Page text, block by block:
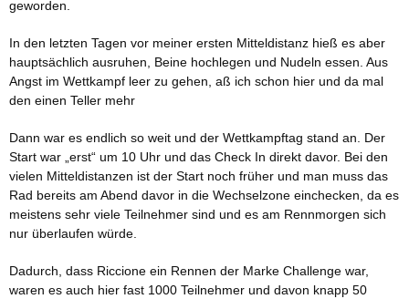
geworden.
In den letzten Tagen vor meiner ersten Mitteldistanz hieß es aber
hauptsächlich ausruhen, Beine hochlegen und Nudeln essen. Aus
Angst im Wettkampf leer zu gehen, aß ich schon hier und da mal
den einen Teller mehr
Dann war es endlich so weit und der Wettkampftag stand an. Der
Start war „erst“ um 10 Uhr und das Check In direkt davor. Bei den
vielen Mitteldistanzen ist der Start noch früher und man muss das
Rad bereits am Abend davor in die Wechselzone einchecken, da es
meistens sehr viele Teilnehmer sind und es am Rennmorgen sich
nur überlaufen würde.
Dadurch, dass Riccione ein Rennen der Marke Challenge war,
waren es auch hier fast 1000 Teilnehmer und davon knapp 50